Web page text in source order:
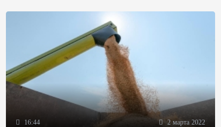
16:44 2 марта 2022